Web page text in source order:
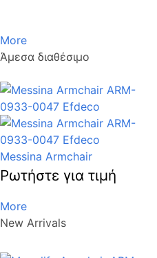
More
Άμεσα διαθέσιμο
Messina Armchair
Ρωτήστε για τιμή
More
New Arrivals